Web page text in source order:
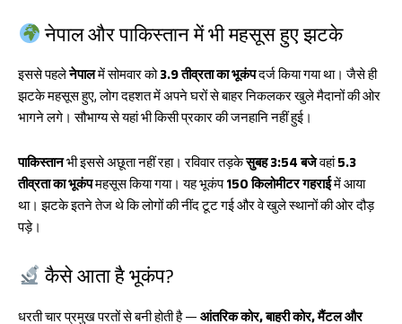
नेपाल और पाकिस्तान में भी महसूस हुए झटके
इससे पहलेनेपालमें सोमवार को3.9 तीव्रता का भूकंपदर्ज किया गया था। जैसे ही
झटके महसूस हुए, लोग दहशत में अपने घरों से बाहर निकलकर खुले मैदानों की ओर
भागने लगे। सौभाग्य से यहां भी किसी प्रकार की जनहानि नहीं हुई।
पाकिस्तानभी इससे अछूता नहीं रहा। रविवार तड़केसुबह 3:54 बजेवहां5.3
तीव्रता का भूकंपमहसूस किया गया। यह भूकंप150 किलोमीटर गहराईमें आया
था। झटके इतने तेज थे कि लोगों की नींद टूट गई और वे खुले स्थानों की ओर दौड़
पड़े।
कैसे आता है भूकंप?
धरती चार प्रमुख परतों से बनी होती है —आंतरिक कोर, बाहरी कोर, मैंटल और